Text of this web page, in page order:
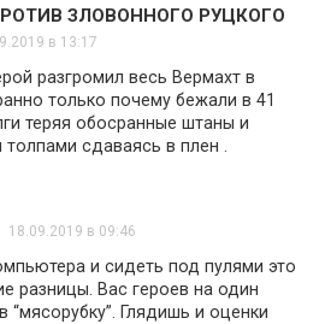
ЗЛОВОННОГО РУЦКОГО
в 13:17
разгромил весь Вермахт в
только почему бежали в 41
теряя обосранные штаны и
сдаваясь в плен .
18.09.2019 в 09:46
и сидеть под пулями это
разницы. Вас героев на один
“мясорубку”. Глядишь и оценки